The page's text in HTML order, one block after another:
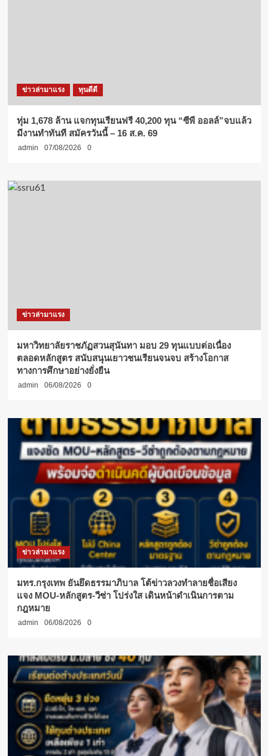
ข่าวล่ามาแรง ทุนดีดี
ทุ่ม 1,678 ล้าน แจกทุนเรียนฟรี 40,200 ทุน “ซีพี ออลล์”จบแล้ว
มีงานทำทันที สมัครวันนี้ – 16 ส.ค. 69
admin 07/08/2026 0
ข่าวล่ามาแรง
มหาวิทยาลัยราชภัฏสวนสุนันทา มอบ 29 ทุนแบบต่อเนื่อง
ตลอดหลักสูตร สนับสนุนเยาวชนเรียนจนจบ สร้างโอกาส
ทางการศึกษาอย่างยั่งยืน
admin 06/08/2026 0
ข่าวล่ามาแรง
มทร.กรุงเทพ ยันยึดธรรมาภิบาล โต้ข่าวลวงทำลายชื่อเสียง
แจง MOU-หลักสูตร-วีซ่า โปร่งใส เดินหน้าดำเนินการตาม
กฎหมาย
admin 06/08/2026 0